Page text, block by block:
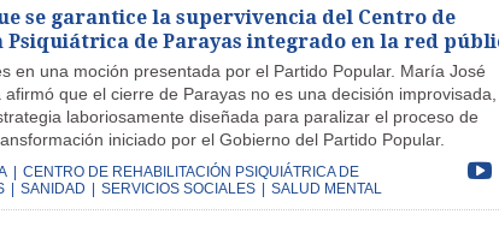
se garantice la supervivencia del Centro de
Psiquiátrica de Parayas integrado en la red
en una moción presentada por el Partido Popular. María José
afirmó que el cierre de Parayas no es una decisión
laboriosamente diseñada para paralizar el proceso de
iniciado por el Gobierno del Partido Popular.
CENTRO DE REHABILITACIÓN PSIQUIÁTRICA DE
SANIDAD SERVICIOS SOCIALES SALUD MENTAL